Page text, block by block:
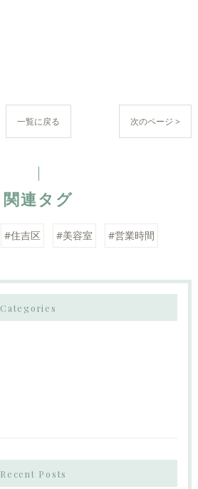
一覧に戻る 次のページ >
関連タグ
#住吉区 #美容室 #営業時間
Categories
Recent Posts